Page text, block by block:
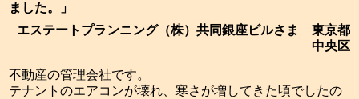
ました。」
エステートプランニング（株）共同銀座ビルさま 東京都
中央区
不動産の管理会社です。
テナントのエアコンが壊れ、寒さが増してきた頃でしたの